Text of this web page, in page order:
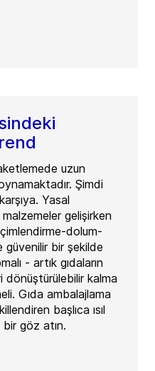
uzun
Şimdi
Yasal
malzemeler gelişirken
dolum-
güvenilir bir şekilde
- artık gıdaların
kalma
Gıda ambalajlama
başlıca ısıl
göz atın.